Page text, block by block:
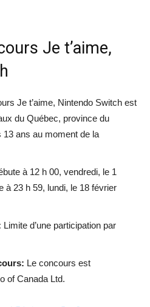
Je t’aime,
Je t’aime, Nintendo Switch est
du Québec, province du
13 ans au moment de la
à 12 h 00, vendredi, le 1
à 23 h 59, lundi, le 18 février
Limite d’une participation par
Le concours est
of Canada Ltd.